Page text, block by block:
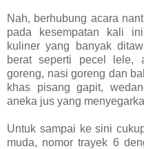
Nah, berhubung acara
pada kesempatan kali
kuliner yang banyak
berat seperti pecel lele,
goreng, nasi goreng dan
khas pisang gapit,
aneka jus yang
Untuk sampai ke sini
muda, nomor trayek 6